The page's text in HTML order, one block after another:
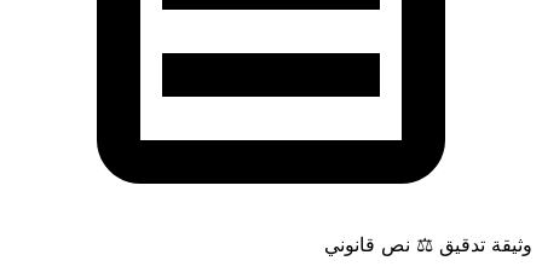
وثيقة تدقيق ⚖️ نص قانوني